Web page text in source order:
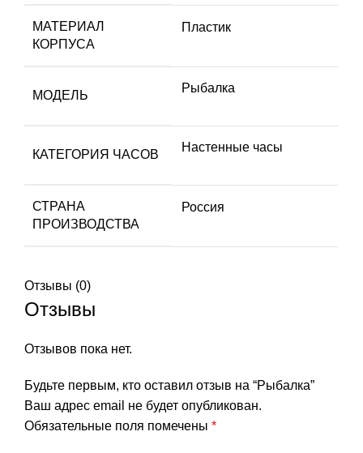
МАТЕРИАЛ
КОРПУСА
Пластик
МОДЕЛЬ
Рыбалка
КАТЕГОРИЯ ЧАСОВ
Настенные часы
СТРАНА
ПРОИЗВОДСТВА
Россия
Отзывы (0)
Отзывы
Отзывов пока нет.
Будьте первым, кто оставил отзыв на “Рыбалка”
Ваш адрес email не будет опубликован.
Обязательные поля помечены *